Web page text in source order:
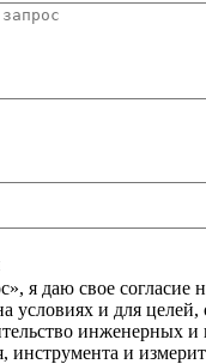
я даю свое согласие
и для
инженерных и
инструмента и